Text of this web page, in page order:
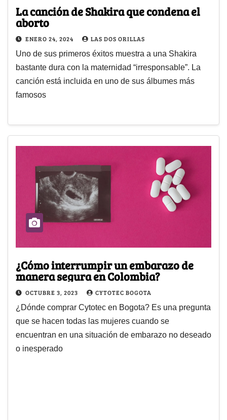
La canción de Shakira que condena el
aborto
ENERO 24, 2024 LAS DOS ORILLAS
Uno de sus primeros éxitos muestra a una Shakira
bastante dura con la maternidad “irresponsable”. La
canción está incluida en uno de sus álbumes más
famosos
¿Cómo interrumpir un embarazo de
manera segura en Colombia?
OCTUBRE 3, 2023 CYTOTEC BOGOTA
¿Dónde comprar Cytotec en Bogota? Es una pregunta
que se hacen todas las mujeres cuando se
encuentran en una situación de embarazo no deseado
o inesperado